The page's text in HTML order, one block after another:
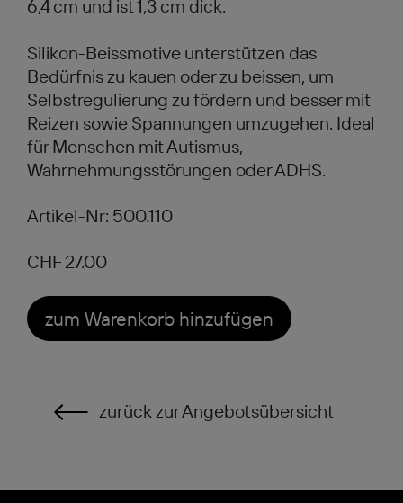
6,4 cm und ist 1,3 cm dick.
Silikon-Beissmotive unterstützen das
Bedürfnis zu kauen oder zu beissen, um
Selbstregulierung zu fördern und besser mit
Reizen sowie Spannungen umzugehen. Ideal
für Menschen mit Autismus,
Wahrnehmungsstörungen oder ADHS.
Artikel-Nr: 500.110
CHF 27.00
zum Warenkorb hinzufügen
zurück zur Angebotsübersicht